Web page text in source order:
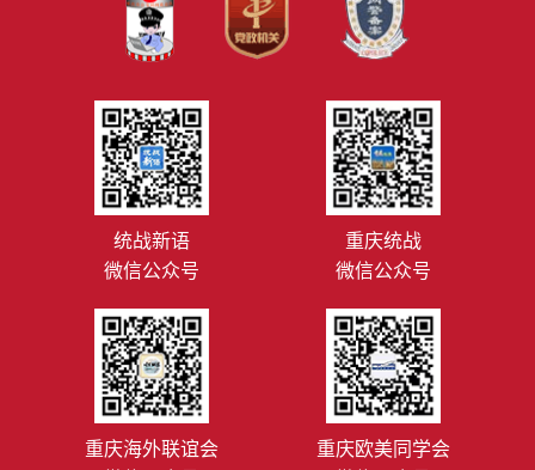
统战新语
微信公众号
重庆统战
微信公众号
重庆海外联谊会
重庆欧美同学会